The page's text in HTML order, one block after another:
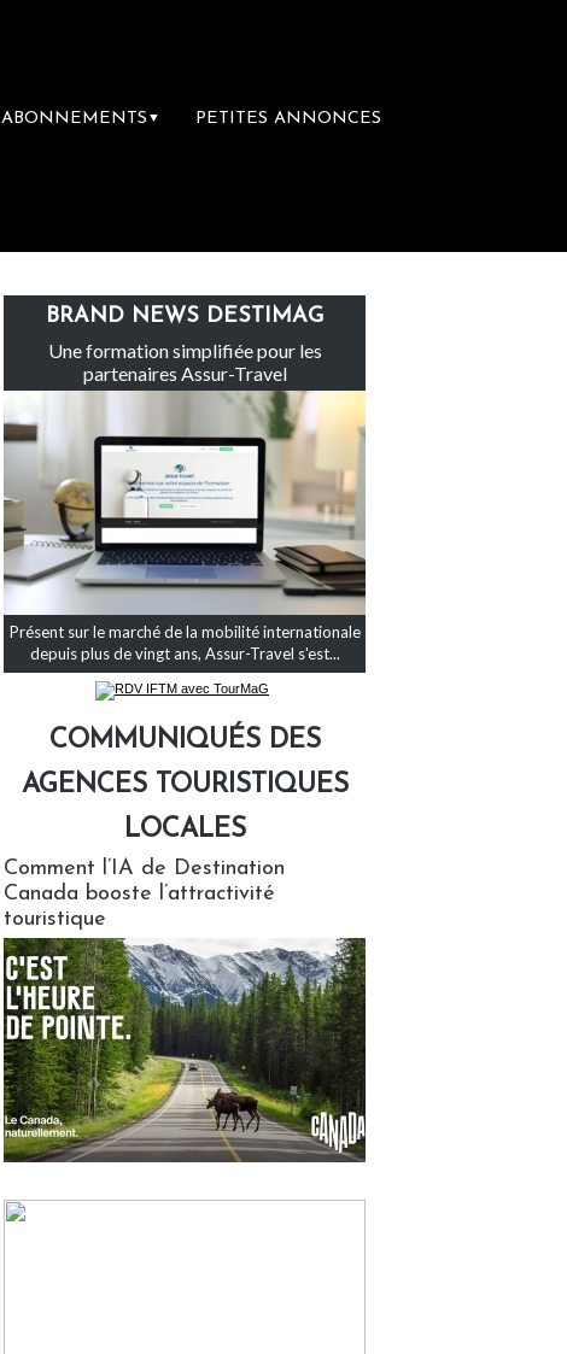
ABONNEMENTS ▼ PETITES ANNONCES
Le groupe Sainte-Claire rachète Eden Tour
BRAND NEWS DESTIMAG
Une formation simplifiée pour les
partenaires Assur-Travel
Présent sur le marché de la mobilité internationale
depuis plus de vingt ans, Assur-Travel s'est...
COMMUNIQUÉS DES
AGENCES TOURISTIQUES
LOCALES
Comment l’IA de Destination
Canada booste l’attractivité
touristique